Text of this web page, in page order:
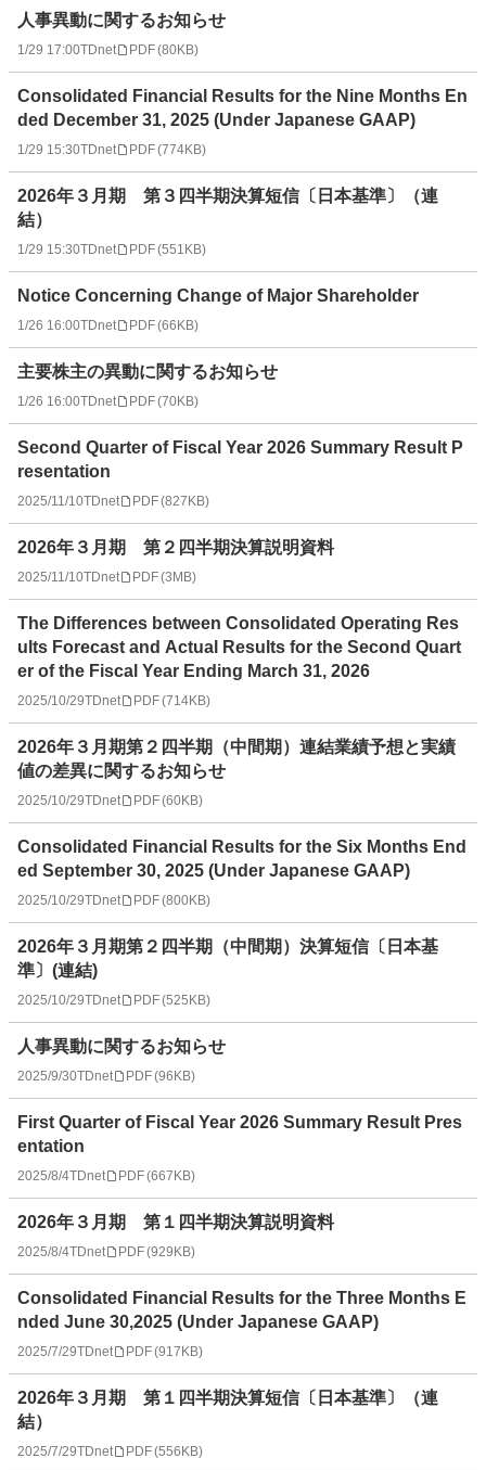
人事異動に関するお知らせ
1/29 17:00TDnet PDF(80KB)
Consolidated Financial Results for the Nine Months En
ded December 31, 2025 (Under Japanese GAAP)
1/29 15:30TDnet PDF(774KB)
2026年３月期 第３四半期決算短信〔日本基準〕（連
結）
1/29 15:30TDnet PDF(551KB)
Notice Concerning Change of Major Shareholder
1/26 16:00TDnet PDF(66KB)
主要株主の異動に関するお知らせ
1/26 16:00TDnet PDF(70KB)
Second Quarter of Fiscal Year 2026 Summary Result P
resentation
2025/11/10TDnet PDF(827KB)
2026年３月期 第２四半期決算説明資料
2025/11/10TDnet PDF(3MB)
The Differences between Consolidated Operating Res
ults Forecast and Actual Results for the Second Quart
er of the Fiscal Year Ending March 31, 2026
2025/10/29TDnet PDF(714KB)
2026年３月期第２四半期（中間期）連結業績予想と実績
値の差異に関するお知らせ
2025/10/29TDnet PDF(60KB)
Consolidated Financial Results for the Six Months End
ed September 30, 2025 (Under Japanese GAAP)
2025/10/29TDnet PDF(800KB)
2026年３月期第２四半期（中間期）決算短信〔日本基
準〕(連結)
2025/10/29TDnet PDF(525KB)
人事異動に関するお知らせ
2025/9/30TDnet PDF(96KB)
First Quarter of Fiscal Year 2026 Summary Result Pres
entation
2025/8/4TDnet PDF(667KB)
2026年３月期 第１四半期決算説明資料
2025/8/4TDnet PDF(929KB)
Consolidated Financial Results for the Three Months E
nded June 30,2025 (Under Japanese GAAP)
2025/7/29TDnet PDF(917KB)
2026年３月期 第１四半期決算短信〔日本基準〕（連
結）
2025/7/29TDnet PDF(556KB)